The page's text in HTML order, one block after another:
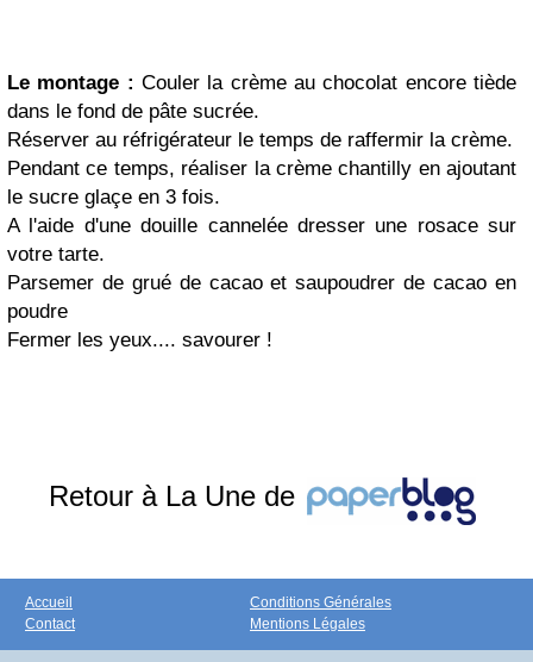
Le montage : Couler la crème au chocolat encore tiède
dans le fond de pâte sucrée.
Réserver au réfrigérateur le temps de raffermir la crème.
Pendant ce temps, réaliser la crème chantilly en ajoutant
le sucre glaçe en 3 fois.
A l'aide d'une douille cannelée dresser une rosace sur
votre tarte.
Parsemer de grué de cacao et saupoudrer de cacao en
poudre
Fermer les yeux.... savourer !
Retour à La Une de
Accueil
Contact
Conditions Générales
Mentions Légales